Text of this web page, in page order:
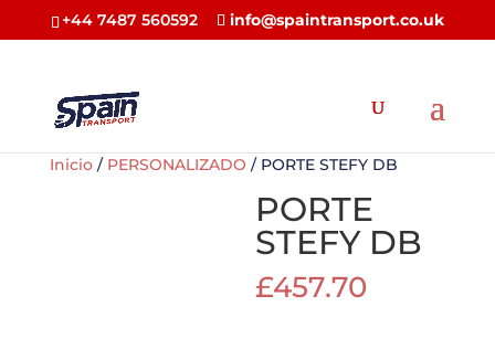
+44 7487 560592 info@spaintransport.co.uk
Inicio/ PERSONALIZADO / PORTE STEFY DB
PORTE
STEFY DB
£457.70